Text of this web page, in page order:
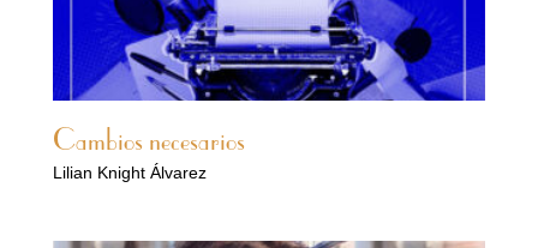
Cambios necesarios
Lilian Knight Álvarez